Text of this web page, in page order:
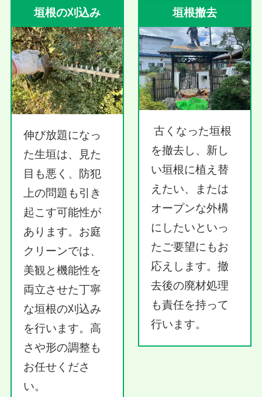
垣根の刈込み
伸び放題になっ
た生垣は、見た
目も悪く、防犯
上の問題も引き
起こす可能性が
あります。お庭
クリーンでは、
美観と機能性を
両立させた丁寧
な垣根の刈込み
を行います。高
さや形の調整も
お任せくださ
い。
垣根撤去
古くなった垣根
を撤去し、新し
い垣根に植え替
えたい、または
オープンな外構
にしたいといっ
たご要望にもお
応えします。撤
去後の廃材処理
も責任を持って
行います。